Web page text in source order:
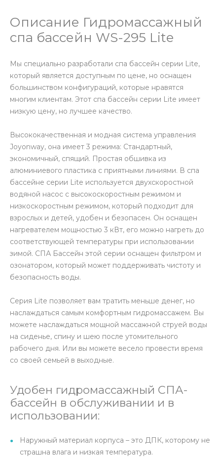
Описание Гидромассажный
спа бассейн WS-295 Lite
Мы специально разработали спа бассейн серии Lite,
который является доступным по цене, но оснащен
большинством конфигураций, которые нравятся
многим клиентам. Этот спа бассейн серии Lite имеет
низкую цену, но лучшее качество.
Высококачественная и модная система управления
Joyonway, она имеет 3 режима: Стандартный,
экономичный, спящий. Простая обшивка из
алюминиевого пластика с приятными линиями. В спа
бассейне серии Lite используется двухскоростной
водяной насос с высокоскоростным режимом и
низкоскоростным режимом, который подходит для
взрослых и детей, удобен и безопасен. Он оснащен
нагревателем мощностью 3 кВт, его можно нагреть до
соответствующей температуры при использовании
зимой. СПА Бассейн этой серии оснащен фильтром и
озонатором, который может поддерживать чистоту и
безопасность воды.
Серия Lite позволяет вам тратить меньше денег, но
наслаждаться самым комфортным гидромассажем. Вы
можете наслаждаться мощной массажной струей воды
на сиденье, спину и шею после утомительного
рабочего дня. Или вы можете весело провести время
со своей семьей в выходные.
Удобен гидромассажный СПА-
бассейн в обслуживании и в
использовании:
Наружный материал корпуса – это ДПК, которому не
страшна влага и низкая температура.